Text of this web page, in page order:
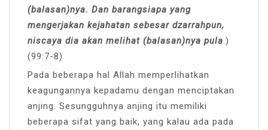
(balasan)nya. Dan barangsiapa yang
mengerjakan kejahatan sebesar dzarrahpun,
niscaya dia akan melihat (balasan)nya pula .)
(99:7-8)
Pada beberapa hal Allah memperlihatkan
keagungannya kepadamu dengan menciptakan
anjing. Sesungguhnya anjing itu memiliki
beberapa sifat yang baik, yang kalau ada pada